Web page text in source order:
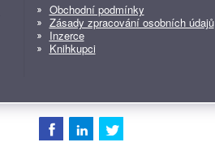
Obchodní podmínky
Zásady zpracování osobních údajů
Inzerce
Knihkupci